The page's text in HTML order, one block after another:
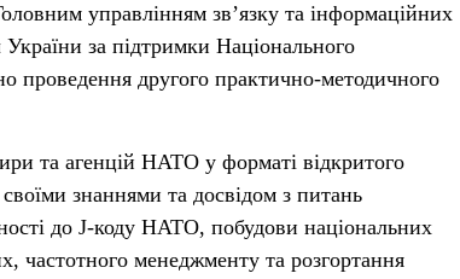
управлінням зв’язку та інформаційних
за підтримки Національного
проведення другого практично-методичного
та агенцій НАТО у форматі відкритого
своїми знаннями та досвідом з питань
до J-коду НАТО, побудови національних
частотного менеджменту та розгортання